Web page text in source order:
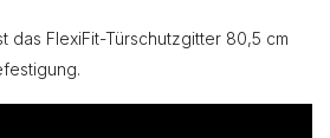
das FlexiFit-Türschutzgitter 80,5 cm